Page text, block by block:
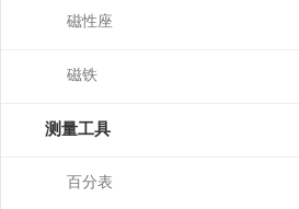
磁性座
磁铁
测量工具
百分表